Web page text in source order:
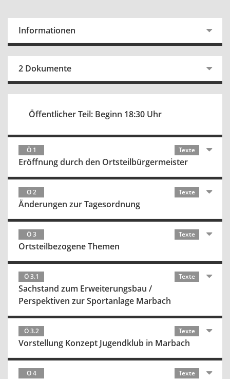
Informationen
2 Dokumente
Öffentlicher Teil: Beginn 18:30 Uhr
Ö 1 Texte
Eröffnung durch den Ortsteilbürgermeister
Ö 2 Texte
Änderungen zur Tagesordnung
Ö 3 Texte
Ortsteilbezogene Themen
Ö 3.1 Texte
Sachstand zum Erweiterungsbau /
Perspektiven zur Sportanlage Marbach
Ö 3.2 Texte
Vorstellung Konzept Jugendklub in Marbach
Ö 4 Texte